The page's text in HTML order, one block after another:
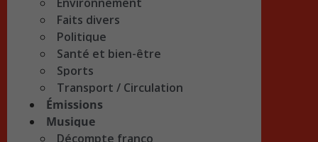
Faits divers
Politique
Santé et bien-être
Sports
Transport / Circulation
Émissions
Musique
Décompte franco